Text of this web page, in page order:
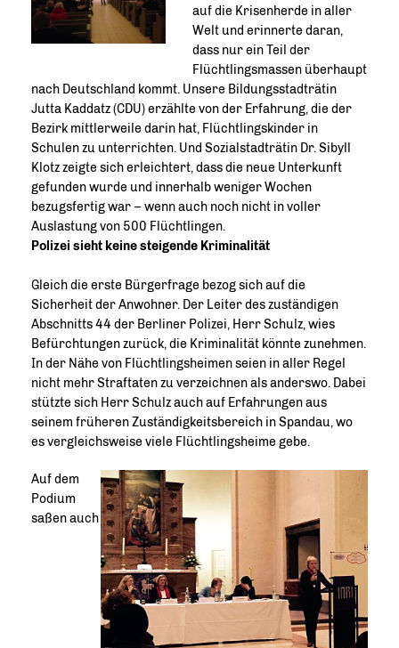
auf die Krisenherde in aller
Welt und erinnerte daran,
dass nur ein Teil der
Flüchtlingsmassen überhaupt
nach Deutschland kommt. Unsere Bildungsstadträtin
Jutta Kaddatz (CDU) erzählte von der Erfahrung, die der
Bezirk mittlerweile darin hat, Flüchtlingskinder in
Schulen zu unterrichten. Und Sozialstadträtin Dr. Sibyll
Klotz zeigte sich erleichtert, dass die neue Unterkunft
gefunden wurde und innerhalb weniger Wochen
bezugsfertig war – wenn auch noch nicht in voller
Auslastung von 500 Flüchtlingen.
Polizei sieht keine steigende Kriminalität
Gleich die erste Bürgerfrage bezog sich auf die
Sicherheit der Anwohner. Der Leiter des zuständigen
Abschnitts 44 der Berliner Polizei, Herr Schulz, wies
Befürchtungen zurück, die Kriminalität könnte zunehmen.
In der Nähe von Flüchtlingsheimen seien in aller Regel
nicht mehr Straftaten zu verzeichnen als anderswo. Dabei
stützte sich Herr Schulz auch auf Erfahrungen aus
seinem früheren Zuständigkeitsbereich in Spandau, wo
es vergleichsweise viele Flüchtlingsheime gebe.
Auf dem
Podium
saßen auch